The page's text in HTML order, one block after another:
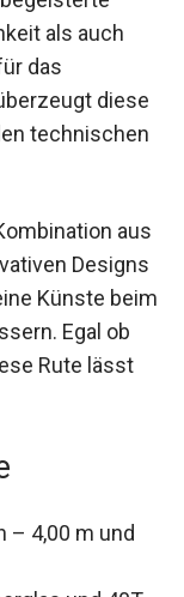
wünschen.
bei ruhiger
ihre
ab, deine
zu
in der